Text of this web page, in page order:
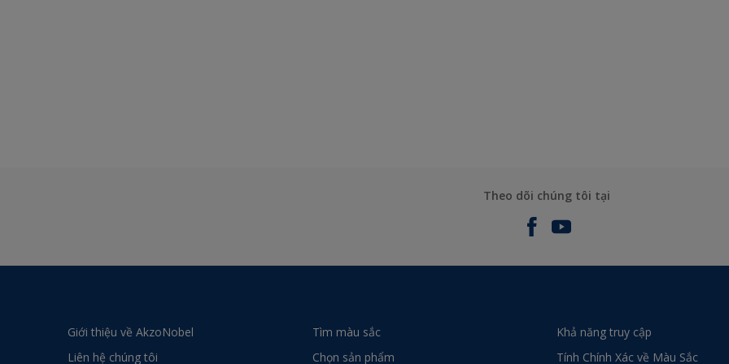
Theo dõi chúng tôi tại
Giới thiệu về AkzoNobel
Liên hệ chúng tôi
Tìm màu sắc
Chọn sản phẩm
Khả năng truy cập
Tính Chính Xác về Màu Sắc